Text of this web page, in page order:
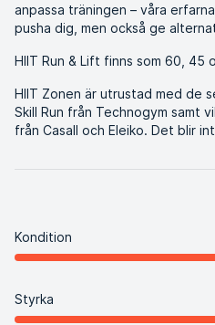
anpassa träningen – våra
pusha dig, men också ge
HIIT Run & Lift finns som 60, 45
HIIT Zonen är utrustad med de
Skill Run från Technogym samt
från Casall och Eleiko. Det blir
Kondition
Styrka